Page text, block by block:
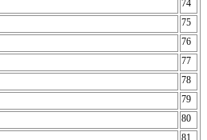
74
75
76
77
78
79
80